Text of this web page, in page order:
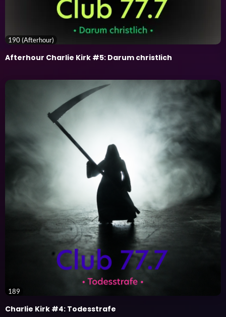
190 (Afterhour)
Afterhour Charlie Kirk #5: Darum christlich
189
Charlie Kirk #4: Todesstrafe